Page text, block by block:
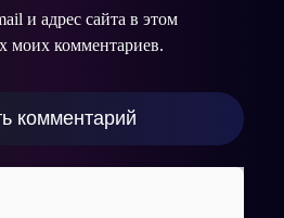
и адрес сайта в этом
моих комментариев.